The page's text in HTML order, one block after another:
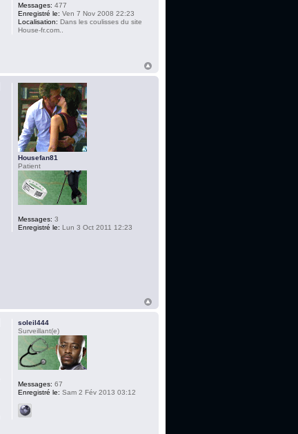
Messages: 477
Enregistré le: Ven 7 Nov 2008 22:23
Localisation: Dans les coulisses du site
House-fr.com..
Housefan81
Patient
Messages: 3
Enregistré le: Lun 3 Oct 2011 12:23
soleil444
Surveillant(e)
Messages: 67
Enregistré le: Sam 2 Fév 2013 03:12